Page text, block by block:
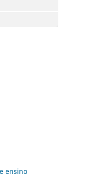
ensino